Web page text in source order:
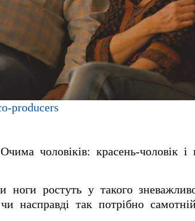
producers
чоловіків: красень-чоловік і
ноги ростуть у такого
насправді так потрібно